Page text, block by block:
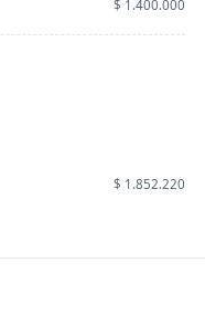
$ 1.400.000
$ 1.852.220